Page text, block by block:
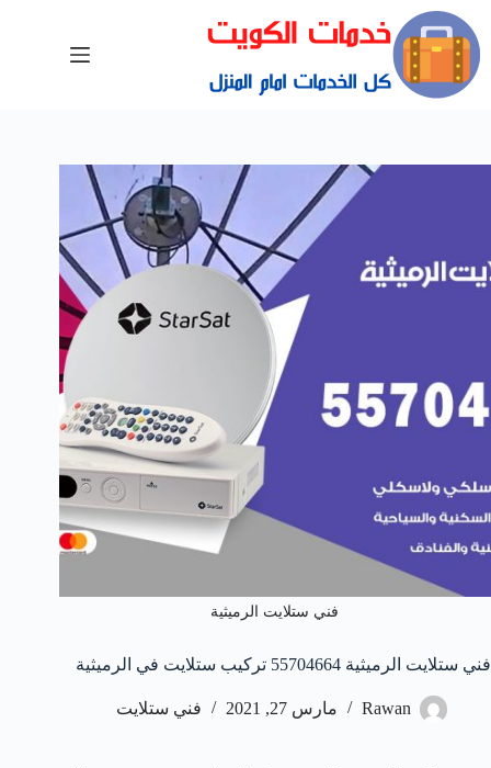
فني ستلايت الرميثية
فني ستلايت الرميثية 55704664 تركيب ستلايت في الرميثية
Rawan مارس 27, 2021 فني ستلايت